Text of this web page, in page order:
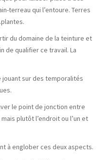
terreau qui l’entoure. Terres
du domaine de la teinture et
de qualifier ce travail. La
jouant sur des temporalités
le point de jonction entre
mais plutôt l’endroit ou l’un et
à englober ces deux aspects.